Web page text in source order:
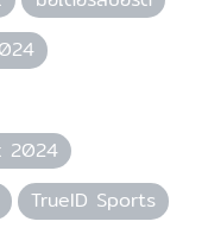
2024
TrueID Sports